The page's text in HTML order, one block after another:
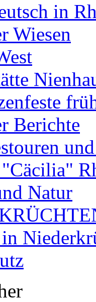
in
Wiesen
Berichte
Natur